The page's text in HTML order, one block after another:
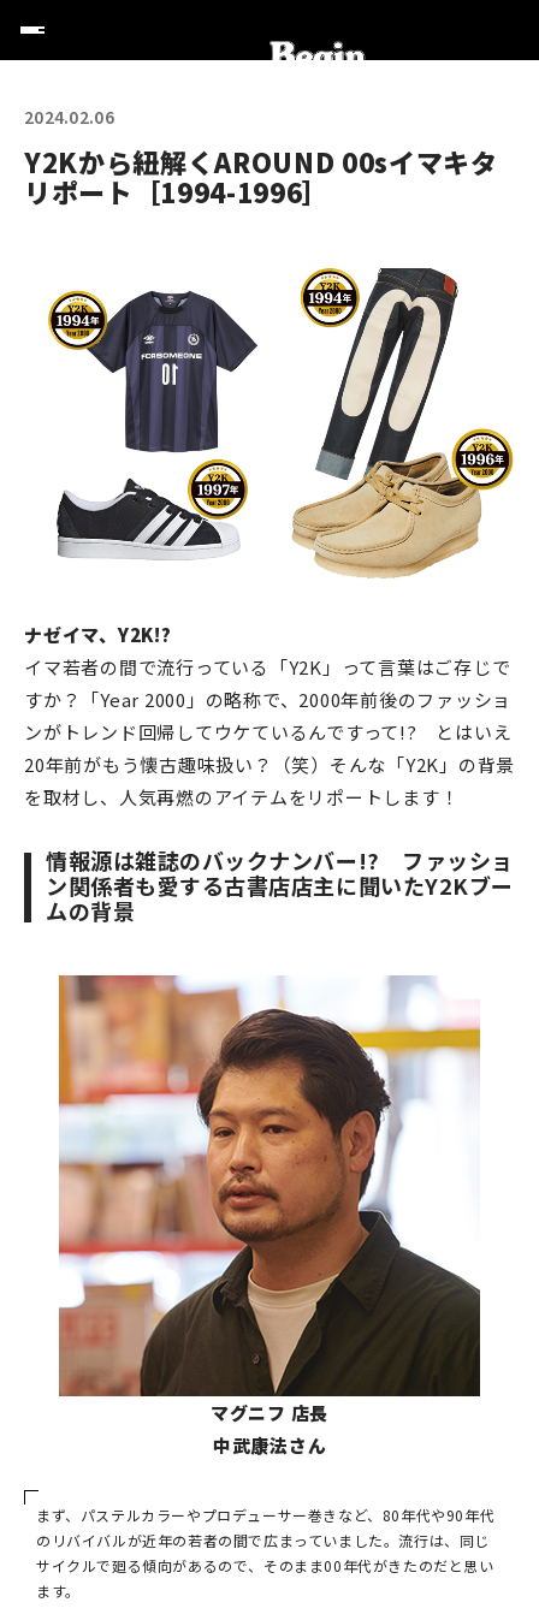
2024.02.06
Y2Kから紐解くAROUND 00sイマキタ
リポート［1994-1996］
ナゼイマ、Y2K!?
イマ若者の間で流行っている「Y2K」って言葉はご存じで
すか？「Year 2000」の略称で、2000年前後のファッショ
ンがトレンド回帰してウケているんですって!? とはいえ
20年前がもう懐古趣味扱い？（笑）そんな「Y2K」の背景
を取材し、人気再燃のアイテムをリポートします！
情報源は雑誌のバックナンバー!? ファッショ
ン関係者も愛する古書店店主に聞いたY2Kブー
ムの背景
マグニフ 店長
中武康法さん
まず、パステルカラーやプロデューサー巻きなど、80年代や90年代
のリバイバルが近年の若者の間で広まっていました。流行は、同じ
サイクルで廻る傾向があるので、そのまま00年代がきたのだと思い
ます。